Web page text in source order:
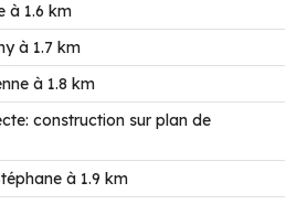
à 1.6 km
à 1.7 km
à 1.8 km
construction sur plan de
à 1.9 km